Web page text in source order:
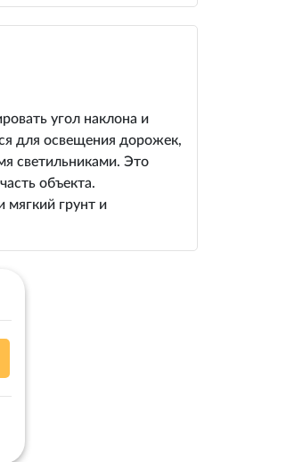
угол наклона и
для освещения дорожек,
светильниками. Это
объекта.
мягкий грунт и